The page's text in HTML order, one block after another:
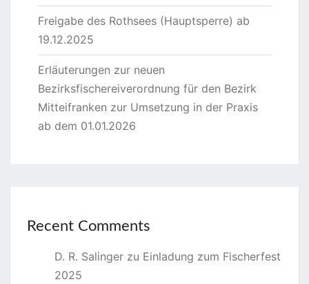
Freigabe des Rothsees (Hauptsperre) ab
19.12.2025
Erläuterungen zur neuen
Bezirksfischereiverordnung für den Bezirk
Mitteifranken zur Umsetzung in der Praxis
ab dem 01.01.2026
Recent Comments
D. R. Salinger zu Einladung zum Fischerfest
2025